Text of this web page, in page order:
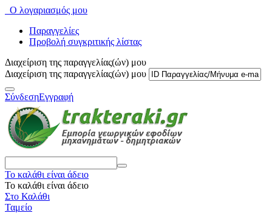
Ο λογαριασμός μου
Παραγγελίες
Προβολή συγκριτικής λίστας
Διαχείριση της παραγγελίας(ών) μου
Διαχείριση της παραγγελίας(ών) μου
ΣύνδεσηΕγγραφή
Το καλάθι είναι άδειο
Το καλάθι είναι άδειο
Στο Καλάθι
Ταμείο